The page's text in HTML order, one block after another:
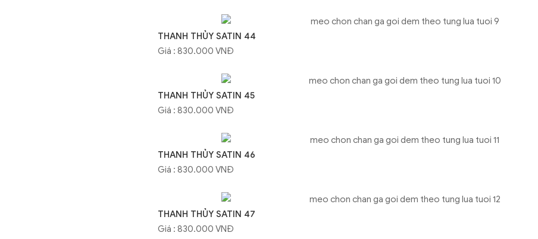
THANH THỦY SATIN 44
Giá : 830.000 VNĐ
THANH THỦY SATIN 45
Giá : 830.000 VNĐ
THANH THỦY SATIN 46
Giá : 830.000 VNĐ
THANH THỦY SATIN 47
Giá : 830.000 VNĐ